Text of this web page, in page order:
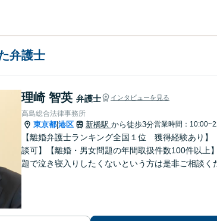
弁護士
理崎 智英 弁護士 インタビューを見る
高島総合法律事務所
東京都 港区 新橋駅 から徒歩3分営業時間：
【離婚弁護士ランキング全国１位 獲得経験あり】
談可】【離婚・男女問題の年間取扱件数100件以上
題で泣き寝入りしたくないという方は是非ご相談く